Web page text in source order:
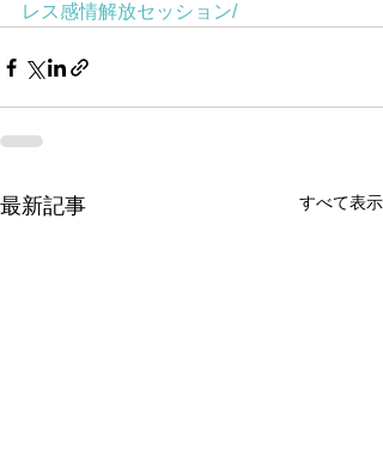
レス感情解放セッション/
最新記事 すべて表示